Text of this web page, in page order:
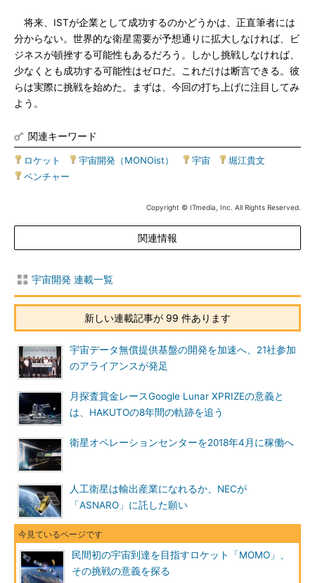
将来、ISTが企業として成功するのかどうかは、正直筆者には
分からない。世界的な衛星需要が予想通りに拡大しなければ、ビ
ジネスが頓挫する可能性もあるだろう。しかし挑戦しなければ、
少なくとも成功する可能性はゼロだ。これだけは断言できる。彼
らは実際に挑戦を始めた。まずは、今回の打ち上げに注目してみ
よう。
関連キーワード
ロケット 宇宙開発（MONOist） 宇宙 堀江貴文
ベンチャー
Copyright © ITmedia, Inc. All Rights Reserved.
関連情報
宇宙開発 連載一覧
新しい連載記事が 99 件あります
宇宙データ無償提供基盤の開発を加速へ、21社参加
のアライアンスが発足
月探査賞金レースGoogle Lunar XPRIZEの意義と
は、HAKUTOの8年間の軌跡を追う
衛星オペレーションセンターを2018年4月に稼働へ
人工衛星は輸出産業になれるか、NECが
「ASNARO」に託した願い
民間初の宇宙到達を目指すロケット「MOMO」、
その挑戦の意義を探る